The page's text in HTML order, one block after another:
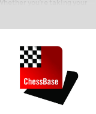
you’re taking your
of club chess, or already
level: with FRITZ, you can
intelligently and with a